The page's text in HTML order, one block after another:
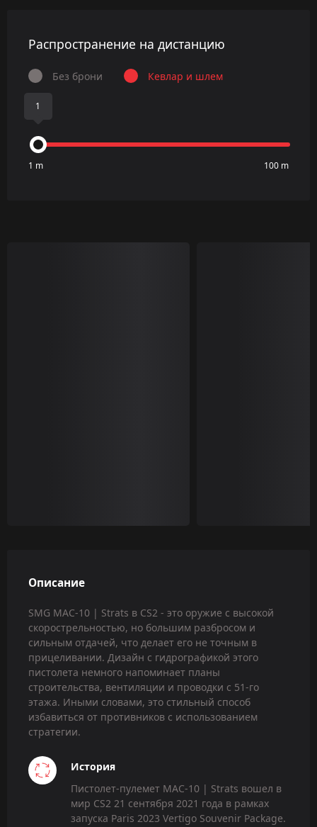
Распространение на дистанцию
Без брони Кевлар и шлем
1
1 m 100 m
Описание
SMG MAC-10 | Strats в CS2 - это оружие с высокой
скорострельностью, но большим разбросом и
сильным отдачей, что делает его не точным в
прицеливании. Дизайн с гидрографикой этого
пистолета немного напоминает планы
строительства, вентиляции и проводки с 51-го
этажа. Иными словами, это стильный способ
избавиться от противников с использованием
стратегии.
История
Пистолет-пулемет MAC-10 | Strats вошел в
мир CS2 21 сентября 2021 года в рамках
запуска Paris 2023 Vertigo Souvenir Package.